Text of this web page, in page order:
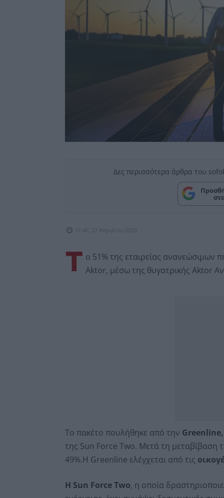
Δες περισσότερα άρθρα του
11:40, 27 Απριλίου 2026
T o 51% της εταιρείας ανανεώσιμων
Aktor, μέσω της θυγατρικής Aktor
Το πακέτο πουλήθηκε από την Greenline,
της Sun Force Two. Μετά τη μεταβίβαση
49%.Η Greenline ελέγχεται από τις
Η Sun Force Two, η οποία